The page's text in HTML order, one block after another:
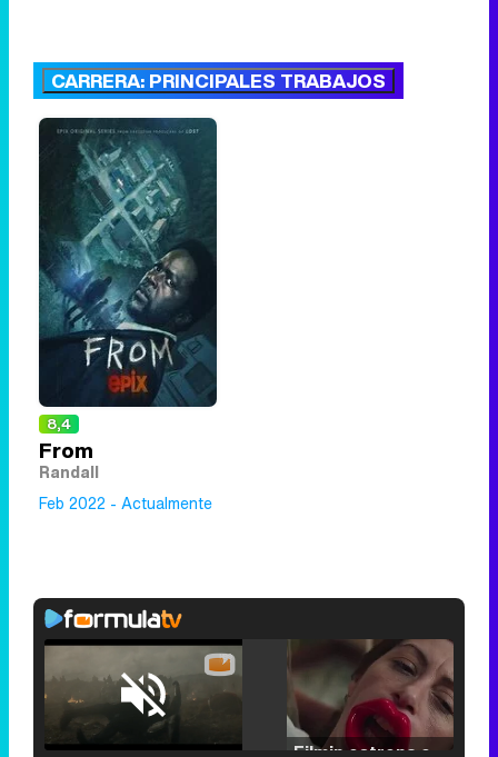
CARRERA: PRINCIPALES TRABAJOS
8,4
From
Randall
Feb 2022 - Actualmente
/
Loaded: